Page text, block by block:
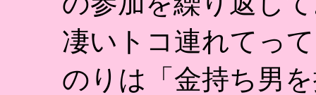
凄いトコ連れてっ
のりは「金持ち男